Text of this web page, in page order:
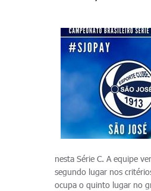
nesta Série C. A equipe
segundo lugar nos
ocupa o quinto lugar no